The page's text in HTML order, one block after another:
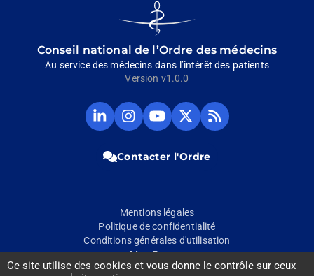
Go
to
homepage
Conseil national de l’Ordre des médecins
Au service des médecins dans l’intérêt des patients
Version v1.0.0
Compte
Linkedin
(Ouvrir
onglet)
Compte
Instagram
(Ouvrir
onglet)
Chaine
Youtube
(Ouvrir
onglet)
Compte
Twitter
(Ouvrir
onglet)
Fil
RSS
Contacter l'Ordre
page
Mentions légales
Politique de confidentialité
Conditions générales d'utilisation
Mon Espace
Contact presse
Ce site utilise des cookies et vous donne le contrôle sur ceux